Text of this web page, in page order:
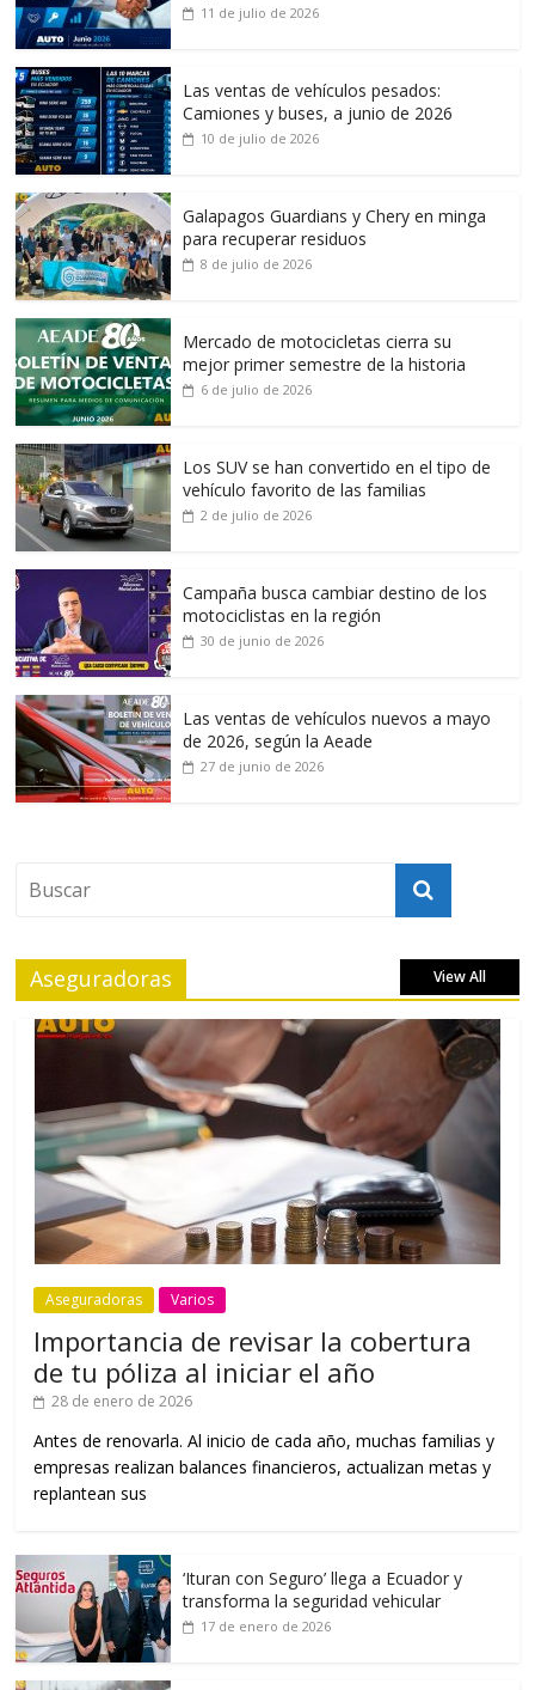
11 de julio de 2026
Las ventas de vehículos pesados:
Camiones y buses, a junio de 2026
10 de julio de 2026
Galapagos Guardians y Chery en minga
para recuperar residuos
8 de julio de 2026
Mercado de motocicletas cierra su
mejor primer semestre de la historia
6 de julio de 2026
Los SUV se han convertido en el tipo de
vehículo favorito de las familias
2 de julio de 2026
Campaña busca cambiar destino de los
motociclistas en la región
30 de junio de 2026
Las ventas de vehículos nuevos a mayo
de 2026, según la Aeade
27 de junio de 2026
Aseguradoras View All
Aseguradoras Varios
Importancia de revisar la cobertura
de tu póliza al iniciar el año
28 de enero de 2026
Antes de renovarla. Al inicio de cada año, muchas familias y
empresas realizan balances financieros, actualizan metas y
replantean sus
‘Ituran con Seguro’ llega a Ecuador y
transforma la seguridad vehicular
17 de enero de 2026